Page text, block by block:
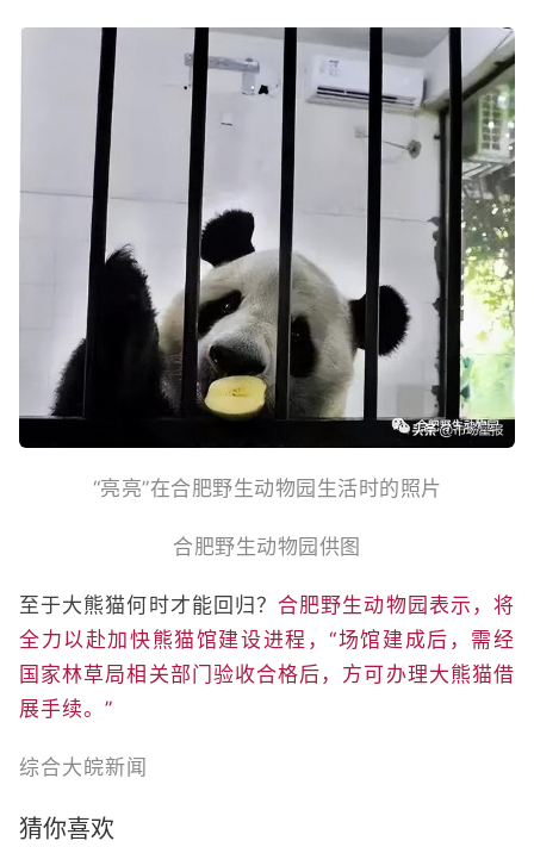
“亮亮”在合肥野生动物园生活时的照片
合肥野生动物园供图
至于大熊猫何时才能回归？合肥野生动物园表示，将
全力以赴加快熊猫馆建设进程，“场馆建成后，需经
国家林草局相关部门验收合格后，方可办理大熊猫借
展手续。”
综合大皖新闻
猜你喜欢